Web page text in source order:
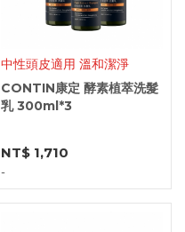
中性頭皮適用 溫和潔淨
CONTIN康定 酵素植萃洗髮
乳 300ml*3
NT$ 1,710
-